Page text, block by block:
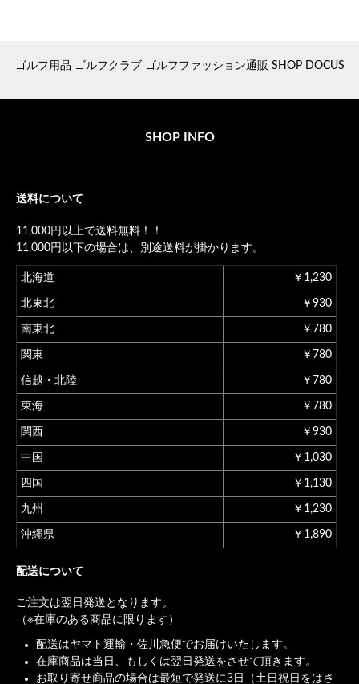
ゴルフ用品 ゴルフクラブ ゴルフファッション通販 SHOP DOCUS
SHOP INFO
送料について
11,000円以上で送料無料！！
11,000円以下の場合は、別途送料が掛かります。
北海道 ￥1,230
北東北 ￥930
南東北 ￥780
関東 ￥780
信越・北陸 ￥780
東海 ￥780
関西 ￥930
中国 ￥1,030
四国 ￥1,130
九州 ￥1,230
沖縄県 ￥1,890
配送について
ご注文は翌日発送となります。
（※在庫のある商品に限ります）
配送はヤマト運輸・佐川急便でお届けいたします。
在庫商品は当日、もしくは翌日発送をさせて頂きます。
お取り寄せ商品の場合は最短で発送に3日（土日祝日をはさ